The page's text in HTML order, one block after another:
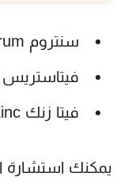
سنتروم Centrum
فيتاستريس Vita stress
فيتا زنك Vita Zinc
يمكنك استشارة